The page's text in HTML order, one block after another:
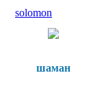
solomon
шаман